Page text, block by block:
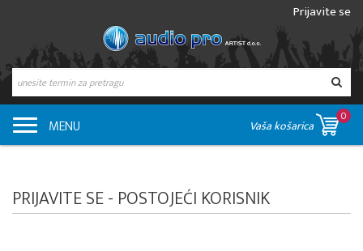
Prijavite se
MENU Vaša košarica
0
PRIJAVITE SE - POSTOJEĆI KORISNIK